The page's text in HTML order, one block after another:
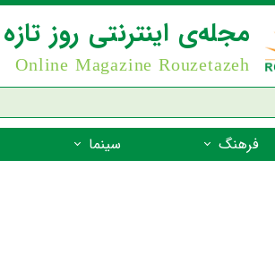
مجله‌ی اینترنتی روز تازه
Online Magazine Rouzetazeh
فرهنگ سینما